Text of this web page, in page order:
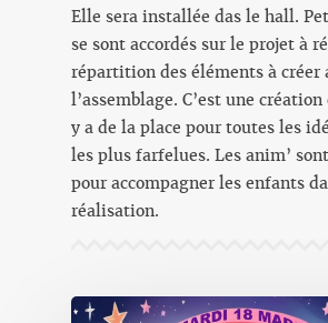
Elle sera installée das le hall.
se sont accordés sur le projet à
répartition des éléments à créer
l’assemblage. C’est une
y a de la place pour toutes les
les plus farfelues. Les anim’
pour accompagner les enfants
réalisation.